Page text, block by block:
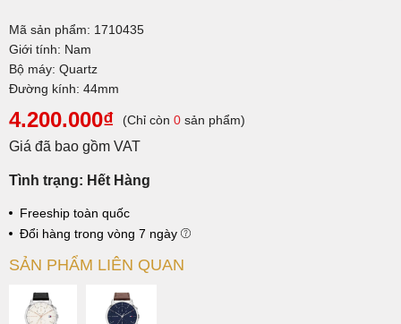
Mã sản phẩm: 1710435
Giới tính: Nam
Bộ máy: Quartz
Đường kính: 44mm
4.200.000₫ (Chỉ còn 0 sản phẩm)
Giá đã bao gồm VAT
Tình trạng: Hết Hàng
Freeship toàn quốc
Đổi hàng trong vòng 7 ngày
SẢN PHẨM LIÊN QUAN